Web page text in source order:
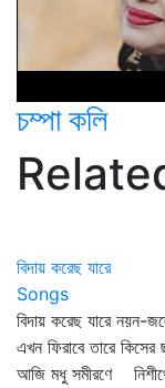
চম্পা কলি
বিদায় করেছ যারে
Songs
বিদায় করেছ যারে নয়ন-
এখন ফিরাবে তারে
আজি মধু সমীরণে